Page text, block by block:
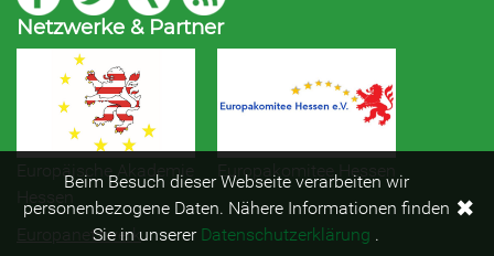
Netzwerke & Partner
Europäische Akademie
Europakomitee Hessen
Europanetzwerk
Beim Besuch dieser Webseite verarbeiten wir
personenbezogene Daten. Nähere Informationen finden
Sie in unserer Datenschutzerklärung .
✖